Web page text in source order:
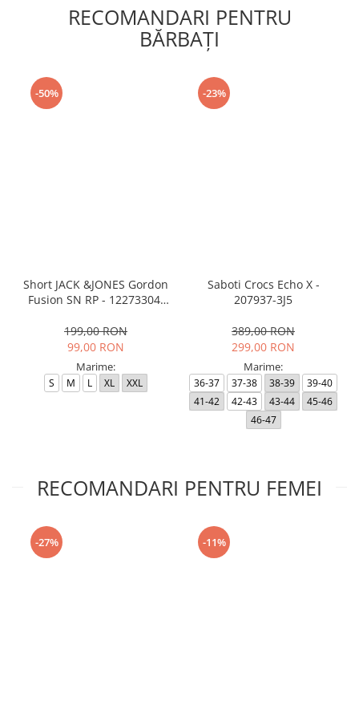
RECOMANDARI PENTRU
BĂRBAŢI
-50%
Short JACK &JONES Gordon
Fusion SN RP - 12273304-
199,00 RON
99,00 RON
Marime:
S M L XL XXL
-23%
Saboti Crocs Echo X -
207937-3J5
389,00 RON
299,00 RON
Marime:
36-37 37-38 38-39
39-40
41-42
42-43 43-44
45-46
46-47
RECOMANDARI PENTRU FEMEI
-27% -11%